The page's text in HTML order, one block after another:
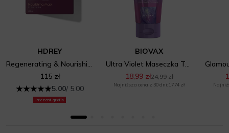
Prezent gratis
HDREY
Regenerating & Nourishing Mask
115 zł
5.00/ 5.00
BIOVAX
Ultra Violet Maseczka Tonująca
18,99 zł24,99 zł
Najniższa cena z 30 dni: 17,74 zł